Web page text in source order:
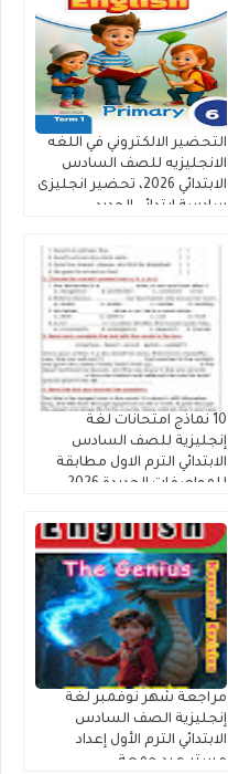
التحضير الالكتروني في اللغه
الانجليزيه للصف السادس
الابتدائي 2026، تحضير انجليزى
سادسة ابتدائي الجديد
10 نماذج امتحانات لغة
إنجليزية للصف السادس
الابتدائي الترم الاول مطابقة
للمواصفات الجديدة 2026
مراجعة شهر نوفمبر لغة
إنجليزية الصف السادس
الابتدائي الترم الأول إعداد
مستر عيد جمعة